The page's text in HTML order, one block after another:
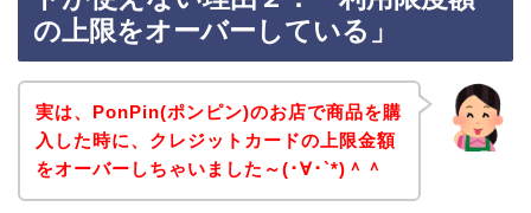
の上限をオーバーしている」
実は、PonPin(ポンピン)のお店で商品を購
入した時に、クレジットカードの上限金額
をオーバーしちゃいました～(･∀･`*)＾＾